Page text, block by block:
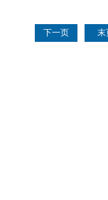
下一页 末